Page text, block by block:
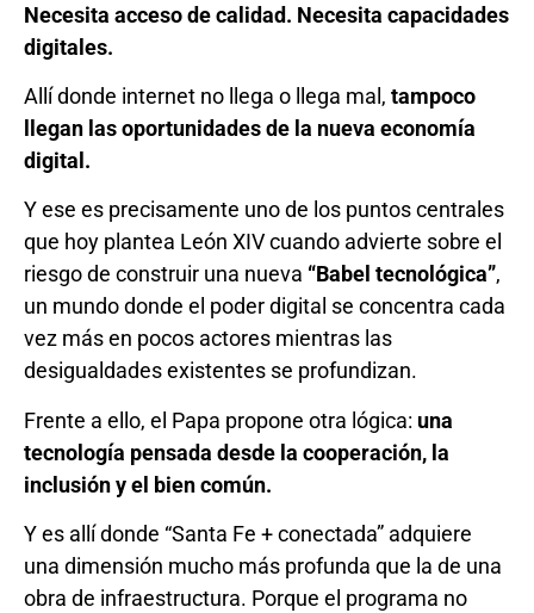
Necesita acceso de calidad. Necesita capacidades
digitales.
Allí donde internet no llega o llega mal, tampoco
llegan las oportunidades de la nueva economía
digital.
Y ese es precisamente uno de los puntos centrales
que hoy plantea León XIV cuando advierte sobre el
riesgo de construir una nueva “Babel tecnológica”,
un mundo donde el poder digital se concentra cada
vez más en pocos actores mientras las
desigualdades existentes se profundizan.
Frente a ello, el Papa propone otra lógica: una
tecnología pensada desde la cooperación, la
inclusión y el bien común.
Y es allí donde “Santa Fe + conectada” adquiere
una dimensión mucho más profunda que la de una
obra de infraestructura. Porque el programa no